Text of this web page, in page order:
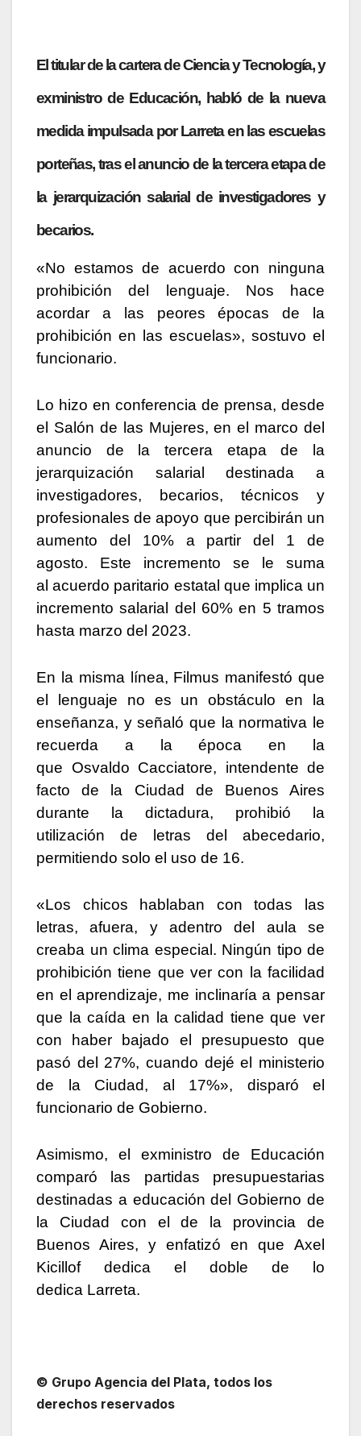
El titular de la cartera de Ciencia y Tecnología, y
exministro de Educación, habló de la nueva
medida impulsada por Larreta en las escuelas
porteñas, tras el anuncio de la tercera etapa de
la jerarquización salarial de investigadores y
becarios.
«No estamos de acuerdo con ninguna
prohibición del lenguaje. Nos hace
acordar a las peores épocas de la
prohibición en las escuelas», sostuvo el
funcionario.
Lo hizo en conferencia de prensa, desde
el Salón de las Mujeres, en el marco del
anuncio de la tercera etapa de la
jerarquización salarial destinada a
investigadores, becarios, técnicos y
profesionales de apoyo que percibirán un
aumento del 10% a partir del 1 de
agosto. Este incremento se le suma
al acuerdo paritario estatal que implica un
incremento salarial del 60% en 5 tramos
hasta marzo del 2023.
En la misma línea, Filmus manifestó que
el lenguaje no es un obstáculo en la
enseñanza, y señaló que la normativa le
recuerda a la época en la
que Osvaldo Cacciatore, intendente de
facto de la Ciudad de Buenos Aires
durante la dictadura, prohibió la
utilización de letras del abecedario,
permitiendo solo el uso de 16.
«Los chicos hablaban con todas las
letras, afuera, y adentro del aula se
creaba un clima especial. Ningún tipo de
prohibición tiene que ver con la facilidad
en el aprendizaje, me inclinaría a pensar
que la caída en la calidad tiene que ver
con haber bajado el presupuesto que
pasó del 27%, cuando dejé el ministerio
de la Ciudad, al 17%», disparó el
funcionario de Gobierno.
Asimismo, el exministro de Educación
comparó las partidas presupuestarias
destinadas a educación del Gobierno de
la Ciudad con el de la provincia de
Buenos Aires, y enfatizó en que Axel
Kicillof dedica el doble de lo
dedica Larreta.
© Grupo Agencia del Plata, todos los
derechos reservados